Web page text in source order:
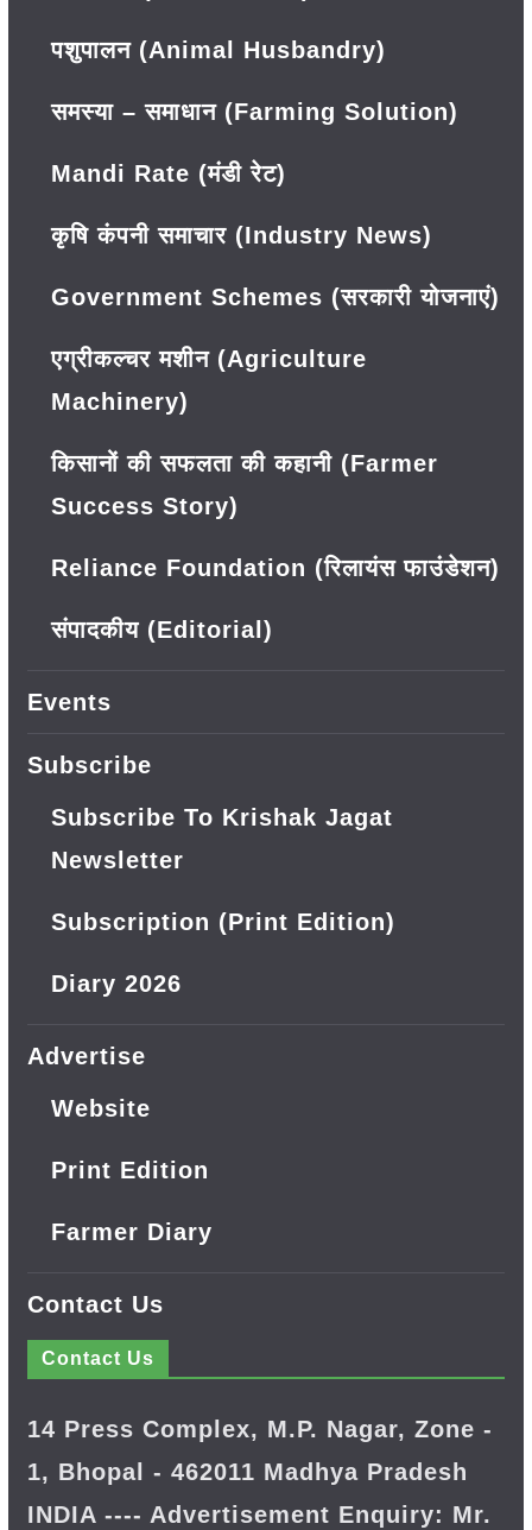
पशुपालन (Animal Husbandry)
समस्या – समाधान (Farming Solution)
Mandi Rate (मंडी रेट)
कृषि कंपनी समाचार (Industry News)
Government Schemes (सरकारी योजनाएं)
एग्रीकल्चर मशीन (Agriculture
Machinery)
किसानों की सफलता की कहानी (Farmer
Success Story)
Reliance Foundation (रिलायंस फाउंडेशन)
संपादकीय (Editorial)
Events
Subscribe
Subscribe To Krishak Jagat
Newsletter
Subscription (Print Edition)
Diary 2026
Advertise
Website
Print Edition
Farmer Diary
Contact Us
Contact Us
14 Press Complex, M.P. Nagar, Zone -
1, Bhopal - 462011 Madhya Pradesh
INDIA ---- Advertisement Enquiry: Mr.